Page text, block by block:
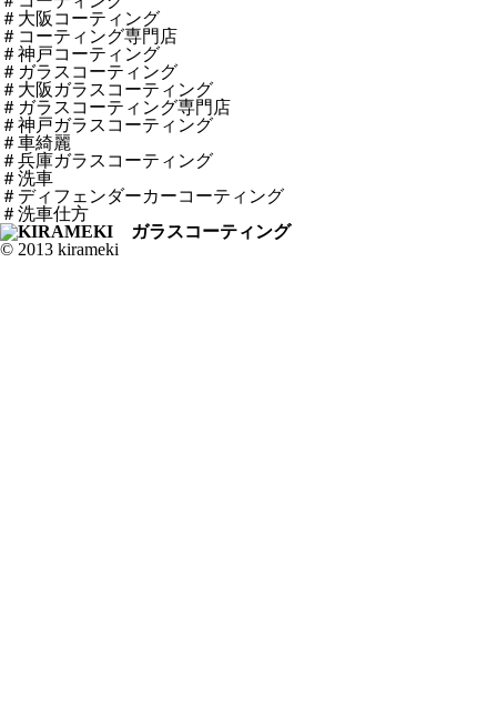
＃大阪コーティング
＃コーティング専門店
＃神戸コーティング
＃ガラスコーティング
＃大阪ガラスコーティング
＃ガラスコーティング専門店
＃神戸ガラスコーティング
＃車綺麗
＃兵庫ガラスコーティング
＃洗車
＃ディフェンダーカーコーティング
＃洗車仕方
© 2013 kirameki